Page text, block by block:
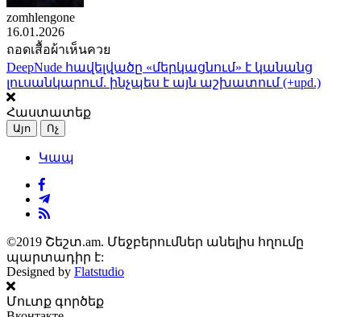
zomhlengone
16.01.2026
ถอดเสื้อผ้าเห็นควย
DeepNude հավելվածը «մերկացնում» է կանանց
լուսանկարում. ինչպես է այն աշխատում (+upd.)
Հաստատեք
Այո Ոչ
Կապ
©2019 Շեշտ.am. Մեջբերումներ անելիս հղումը
պարտադիր է:
Designed by Flatstudio
Մուտք գործեք